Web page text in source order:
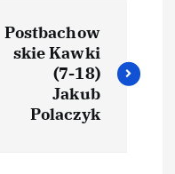
Postbachow
skie Kawki
(7-18)
Jakub
Polaczyk